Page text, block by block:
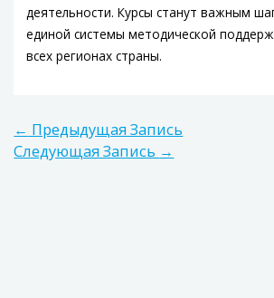
деятельности. Курсы станут важным
единой системы методической
всех регионах страны.
← Предыдущая Запись
Следующая Запись →